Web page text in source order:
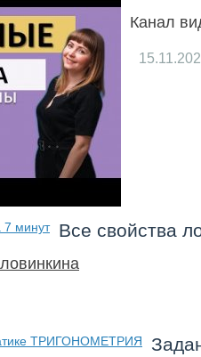
Канал
Все свойства